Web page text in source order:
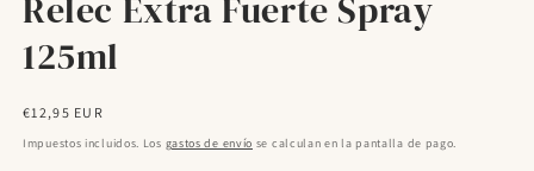
una
ventana
Relec Extra Fuerte Spray
125ml
Precio
habitual
€12,95 EUR
Impuestos incluidos. Los gastos de envío se calculan en la pantalla de pago.